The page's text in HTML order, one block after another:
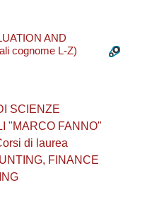
AND
cognome L-Z)
SCIENZE
"MARCO FANNO"
di laurea
FINANCE